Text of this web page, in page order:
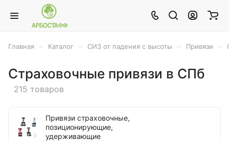
Главная Каталог СИЗ от падения с высоты Привязи
Страховочные привязи в СПб
215 товаров
Привязи страховочные,
позиционирующие,
удерживающие